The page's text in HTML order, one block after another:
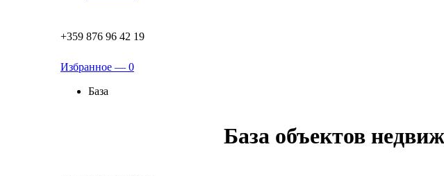
+359 876 96 42 19
Избранное — 0
База
База объектов